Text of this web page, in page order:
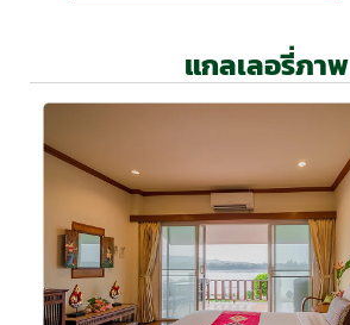
แกลเลอรี่ภาพ